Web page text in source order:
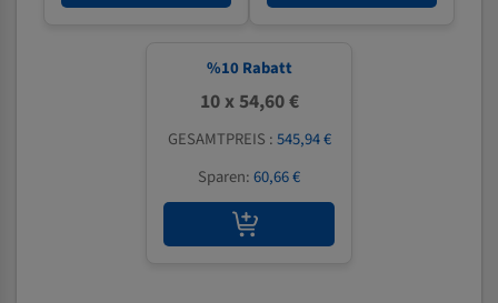
%10 Rabatt
10 x 54,60 €
GESAMTPREIS :545,94 €
Sparen:60,66 €